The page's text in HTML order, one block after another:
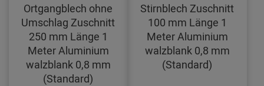
Ortgangblech ohne
Umschlag Zuschnitt
250 mm Länge 1
Meter Aluminium
walzblank 0,8 mm
(Standard)
Stirnblech Zuschnitt
100 mm Länge 1
Meter Aluminium
walzblank 0,8 mm
(Standard)